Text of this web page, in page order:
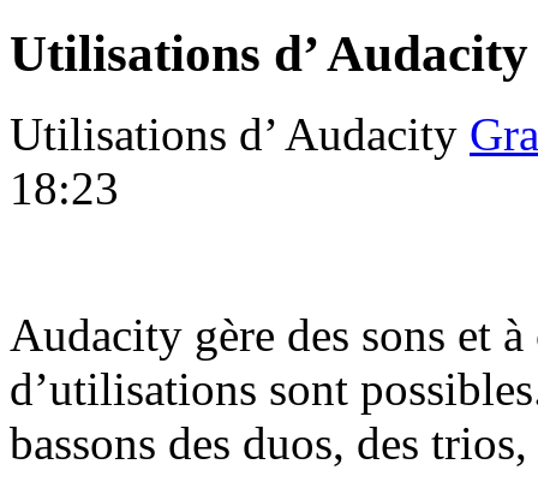
Utilisations d’ Audacity
Utilisations d’ Audacity
18:23
Audacity gère des sons et
d’utilisations sont
bassons des duos, des